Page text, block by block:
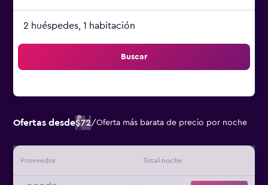
2 huéspedes, 1 habitación
Buscar
Ofertas desde$72/Oferta más barata de precio por noche
Proveedor Total noche